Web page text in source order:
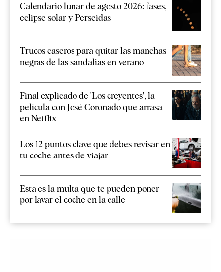
Calendario lunar de agosto 2026: fases,
eclipse solar y Perseidas
Trucos caseros para quitar las manchas
negras de las sandalias en verano
Final explicado de 'Los creyentes', la
película con José Coronado que arrasa
en Netflix
Los 12 puntos clave que debes revisar en
tu coche antes de viajar
Esta es la multa que te pueden poner
por lavar el coche en la calle